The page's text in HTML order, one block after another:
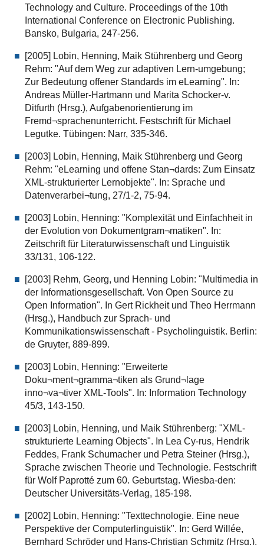
Technology and Culture. Proceedings of the 10th
International Conference on Electronic Publishing.
Bansko, Bulgaria, 247-256.
[2005] Lobin, Henning, Maik Stührenberg und Georg
Rehm: "Auf dem Weg zur adaptiven Lern-umgebung;
Zur Bedeutung offener Standards im eLearning". In:
Andreas Müller-Hartmann und Marita Schocker-v.
Ditfurth (Hrsg.), Aufgabenorientierung im
Fremd¬sprachenunterricht. Festschrift für Michael
Legutke. Tübingen: Narr, 335-346.
[2003] Lobin, Henning, Maik Stührenberg und Georg
Rehm: "eLearning und offene Stan¬dards: Zum Einsatz
XML-strukturierter Lernobjekte". In: Sprache und
Datenverarbei¬tung, 27/1-2, 75-94.
[2003] Lobin, Henning: "Komplexität und Einfachheit in
der Evolution von Dokumentgram¬matiken". In:
Zeitschrift für Literaturwissenschaft und Linguistik
33/131, 106-122.
[2003] Rehm, Georg, und Henning Lobin: "Multimedia in
der Informationsgesellschaft. Von Open Source zu
Open Information". In Gert Rickheit und Theo Herrmann
(Hrsg.), Handbuch zur Sprach- und
Kommunikationswissenschaft - Psycholinguistik. Berlin:
de Gruyter, 889-899.
[2003] Lobin, Henning: "Erweiterte
Doku¬ment¬gramma¬tiken als Grund¬lage
inno¬va¬tiver XML-Tools". In: Information Technology
45/3, 143-150.
[2003] Lobin, Henning, und Maik Stührenberg: "XML-
strukturierte Learning Objects". In Lea Cy-rus, Hendrik
Feddes, Frank Schumacher und Petra Steiner (Hrsg.),
Sprache zwischen Theorie und Technologie. Festschrift
für Wolf Paprotté zum 60. Geburtstag. Wiesba-den:
Deutscher Universitäts-Verlag, 185-198.
[2002] Lobin, Henning: "Texttechnologie. Eine neue
Perspektive der Computerlinguistik". In: Gerd Willée,
Bernhard Schröder und Hans-Christian Schmitz (Hrsg.),